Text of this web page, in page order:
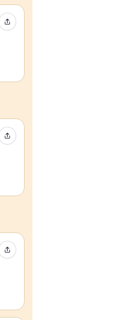
Condividi evento
Condividi evento
Condividi evento